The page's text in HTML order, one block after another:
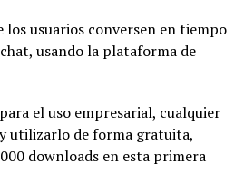
los usuarios conversen en tiempo
usando la plataforma de
el uso empresarial, cualquier
utilizarlo de forma gratuita,
downloads en esta primera